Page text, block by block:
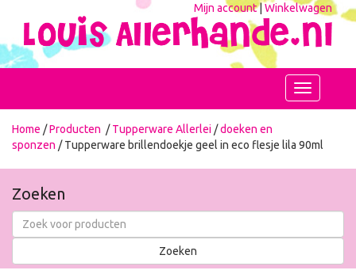
Mijn account|Winkelwagen
Toggle
navigation
Home /Producten /Tupperware Allerlei /doeken en
sponzen / Tupperware brillendoekje geel in eco flesje lila 90ml
Zoeken